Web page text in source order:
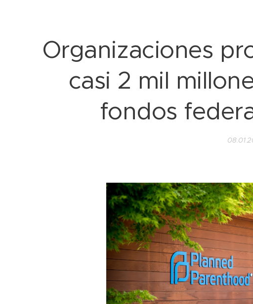
Organizaciones
casi 2 mil
fondos